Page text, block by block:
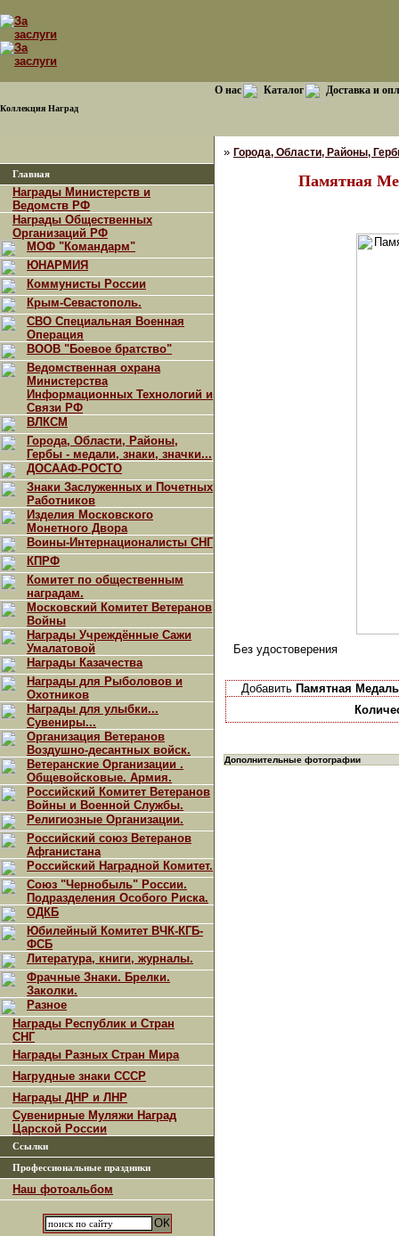
Коллекция Наград
О нас Каталог Доставка и
Главная
Награды Министерств и
Ведомств РФ
Награды Общественных
Организаций РФ
МОФ "Командарм"
ЮНАРМИЯ
Коммунисты России
Крым-Севастополь.
СВО Специальная Военная
Операция
ВООВ "Боевое братство"
Ведомственная охрана
Министерства
Информационных Технологий и
Связи РФ
ВЛКСМ
Города, Области, Районы,
Гербы - медали, знаки, значки...
ДОСААФ-РОСТО
Знаки Заслуженных и Почетных
Работников
Изделия Московского
Монетного Двора
Воины-Интернационалисты СНГ
КПРФ
Комитет по общественным
наградам.
Московский Комитет Ветеранов
Войны
Награды Учреждённые Сажи
Умалатовой
Награды Казачества
Награды для Рыболовов и
Охотников
Награды для улыбки...
Сувениры...
Организация Ветеранов
Воздушно-десантных войск.
Ветеранские Организации .
Общевойсковые. Армия.
Российский Комитет Ветеранов
Войны и Военной Службы.
Религиозные Организации.
Российский союз Ветеранов
Афганистана
Российский Наградной Комитет.
Союз "Чернобыль" России.
Подразделения Особого Риска.
ОДКБ
Юбилейный Комитет ВЧК-КГБ-
ФСБ
Литература, книги, журналы.
Фрачные Знаки. Брелки.
Заколки.
Разное
Награды Республик и Стран
СНГ
Награды Разных Стран Мира
Нагрудные знаки СССР
Награды ДНР и ЛНР
Сувенирные Муляжи Наград
Царской России
Ссылки
Профессиональные праздники
Наш фотоальбом
» Города, Области, Районы,
Памятная
Без удостоверения
Добавить Памятная
Дополнительные фотографии